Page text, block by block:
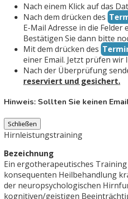
Nach einem Klick auf das
Nach dem drücken des
E-Mail Adresse in die Felder
Bestätigen Sie dann bitte
Mit dem drücken des
einer Email. Jetzt prüfen
Nach der Überprüfung
reserviert und gesichert.
Hinweis: Sollten Sie keinen
Schließen
Hirnleistungstraining
Bezeichnung
Ein ergotherapeutisches
konsequenten Heilbehandlung
der neuropsychologischen
kognitiven/geistigen